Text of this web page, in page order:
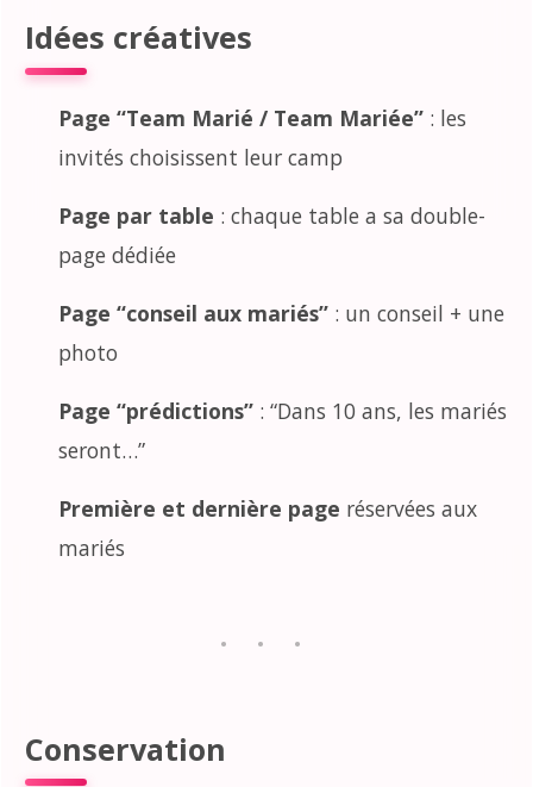
Idées créatives
Page “Team Marié / Team Mariée” : les
invités choisissent leur camp
Page par table : chaque table a sa double-
page dédiée
Page “conseil aux mariés” : un conseil + une
photo
Page “prédictions” : “Dans 10 ans, les mariés
seront…”
Première et dernière page réservées aux
mariés
Conservation